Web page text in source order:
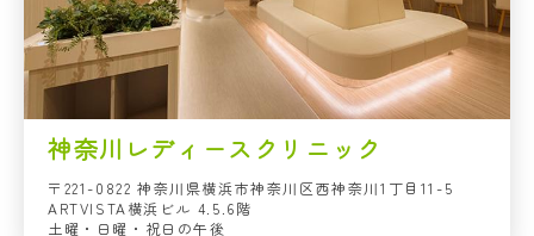
神奈川レディースクリニック
〒221-0822 神奈川県横浜市神奈川区西神奈川1丁目11-5
ARTVISTA横浜ビル 4.5.6階
土曜・日曜・祝日の午後